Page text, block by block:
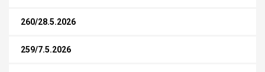
260/28.5.2026
259/7.5.2026